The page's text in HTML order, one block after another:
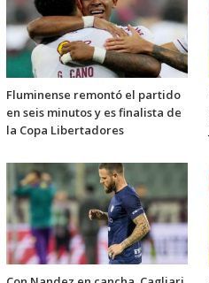
Fluminense remontó el partido
en seis minutos y es finalista de
la Copa Libertadores